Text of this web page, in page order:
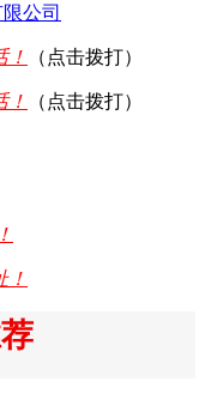
公司
！ （点击拨打）
！ （点击拨打）
！